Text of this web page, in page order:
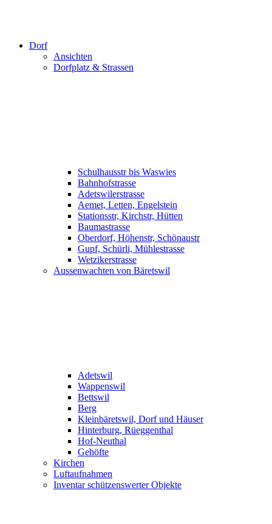
Dorf
Ansichten
Dorfplatz & Strassen
Schulhausstr bis Waswies
Bahnhofstrasse
Adetswilerstrasse
Aemet, Letten, Engelstein
Stationsstr, Kirchstr, Hütten
Baumastrasse
Oberdorf, Höhenstr, Schönaustr
Gupf, Schürli, Mühlestrasse
Wetzikerstrasse
Aussenwachten von Bäretswil
Adetswil
Wappenswil
Bettswil
Berg
Kleinbäretswil, Dorf und Häuser
Hinterburg, Rüeggenthal
Hof-Neuthal
Gehöfte
Kirchen
Luftaufnahmen
Inventar schützenswerter Objekte